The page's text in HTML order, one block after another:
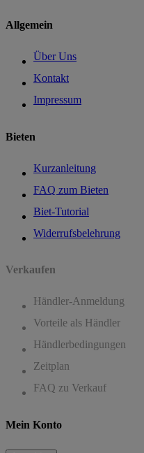
Allgemein
Über Uns
Kontakt
Impressum
Bieten
Kurzanleitung
FAQ zum Bieten
Biet-Tutorial
Widerrufsbelehrung
Verkaufen
Händler-Anmeldung
Vorteile als Händler
Händlerbedingungen
Zeitplan
FAQ zu Verkauf
Mein Konto